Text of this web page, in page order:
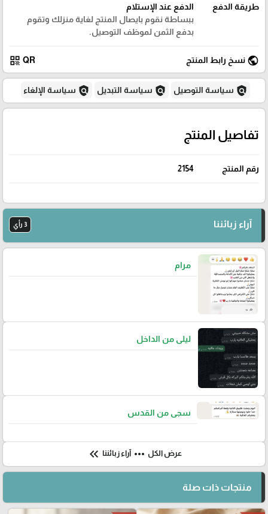
طريقة الدفع
الدفع عند الإستلام
ببساطة نقوم بايصال المنتج لغاية منزلك وتقوم
بدفع الثمن لموظف التوصيل.
public نسخ رابط المنتج QR
qr_code
policy سياسة التوصيل policy سياسة التبديل policy سياسة الإلغاء
تفاصيل المنتج
رقم المنتج 2154
آراء زبائننا 3 رأي
مرام
ليلى من الداخل
سجى من القدس
عرض الكل more_horiz آراء زبائننا keyboard_double_arrow_left
منتجات ذات صلة